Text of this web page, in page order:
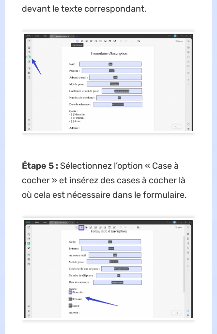
devant le texte correspondant.
Étape 5 : Sélectionnez l’option « Case à
cocher » et insérez des cases à cocher là
où cela est nécessaire dans le formulaire.